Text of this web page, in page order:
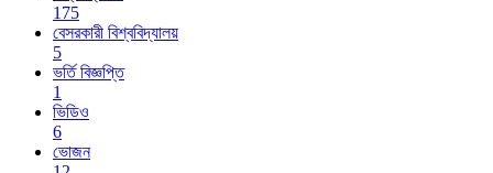
175
বেসরকারী বিশ্ববিদ্যালয়
5
ভর্তি বিজ্ঞপ্তি
1
ভিডিও
6
ভোজন